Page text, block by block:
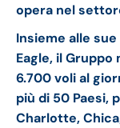
opera nel
Insieme alle
Eagle, il
6.700 voli al
più di 50 Paesi,
Charlotte,